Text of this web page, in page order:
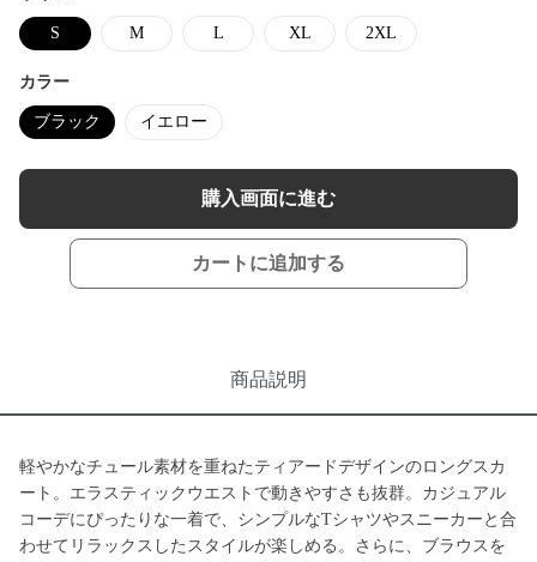
S M L XL 2XL
カラー
ブラック イエロー
購入画面に進む
カートに追加する
商品説明
軽やかなチュール素材を重ねたティアードデザインのロングスカ
ート。エラスティックウエストで動きやすさも抜群。カジュアル
コーデにぴったりな一着で、シンプルなTシャツやスニーカーと合
わせてリラックスしたスタイルが楽しめる。さらに、ブラウスを